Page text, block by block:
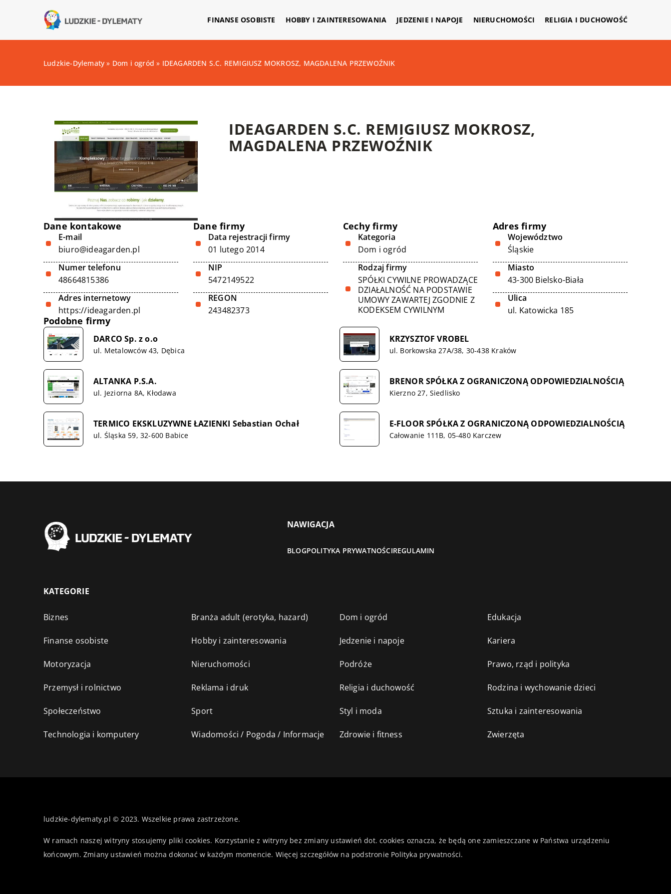
FINANSE OSOBISTE HOBBY I ZAINTERESOWANIA JEDZENIE I NAPOJE NIERUCHOMOŚCI RELIGIA I DUCHOWOŚĆ
Ludzkie-Dylematy » Dom i ogród » IDEAGARDEN S.C. REMIGIUSZ MOKROSZ, MAGDALENA PRZEWOŹNIK
IDEAGARDEN S.C. REMIGIUSZ MOKROSZ,
MAGDALENA PRZEWOŹNIK
Dane kontakowe
E-mail
biuro@ideagarden.pl
Numer telefonu
48664815386
Adres internetowy
https://ideagarden.pl
Dane firmy
Data rejestracji firmy
01 lutego 2014
NIP
5472149522
REGON
243482373
Cechy firmy
Kategoria
Dom i ogród
Rodzaj firmy
SPÓŁKI CYWILNE PROWADZĄCE
DZIAŁALNOŚĆ NA PODSTAWIE
UMOWY ZAWARTEJ ZGODNIE Z
KODEKSEM CYWILNYM
Adres firmy
Województwo
Śląskie
Miasto
43-300 Bielsko-Biała
Ulica
ul. Katowicka 185
Podobne firmy
DARCO Sp. z o.o
ul. Metalowców 43, Dębica
KRZYSZTOF VROBEL
ul. Borkowska 27A/38, 30-438 Kraków
ALTANKA P.S.A.
ul. Jeziorna 8A, Kłodawa
BRENOR SPÓŁKA Z OGRANICZONĄ ODPOWIEDZIALNOŚCIĄ
Kierzno 27, Siedlisko
TERMICO EKSKLUZYWNE ŁAZIENKI Sebastian Ochał
ul. Śląska 59, 32-600 Babice
E-FLOOR SPÓŁKA Z OGRANICZONĄ ODPOWIEDZIALNOŚCIĄ
Całowanie 111B, 05-480 Karczew
NAWIGACJA
BLOGPOLITYKA PRYWATNOŚCIREGULAMIN
KATEGORIE
Biznes Branża adult (erotyka, hazard) Dom i ogród Edukacja
Finanse osobiste Hobby i zainteresowania Jedzenie i napoje Kariera
Motoryzacja Nieruchomości Podróże Prawo, rząd i polityka
Przemysł i rolnictwo Reklama i druk Religia i duchowość Rodzina i wychowanie dzieci
Społeczeństwo Sport Styl i moda Sztuka i zainteresowania
Technologia i komputery Wiadomości / Pogoda / Informacje Zdrowie i fitness Zwierzęta
ludzkie-dylematy.pl © 2023. Wszelkie prawa zastrzeżone.
W ramach naszej witryny stosujemy pliki cookies. Korzystanie z witryny bez zmiany ustawień dot. cookies oznacza, że będą one zamieszczane w Państwa urządzeniu
końcowym. Zmiany ustawień można dokonać w każdym momencie. Więcej szczegółów na podstronie Polityka prywatności.